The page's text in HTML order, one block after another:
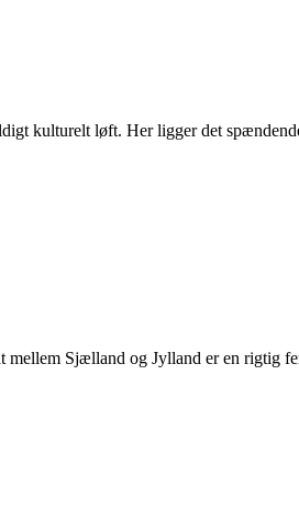
kulturelt løft. Her ligger det
Sjælland og Jylland er en rigtig